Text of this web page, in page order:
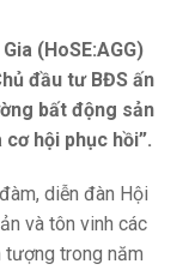
(HoSE:AGG)
đầu tư BĐS ấn
bất động sản
hội phục hồi”.
diễn đàn Hội
và tôn vinh các
tượng trong năm